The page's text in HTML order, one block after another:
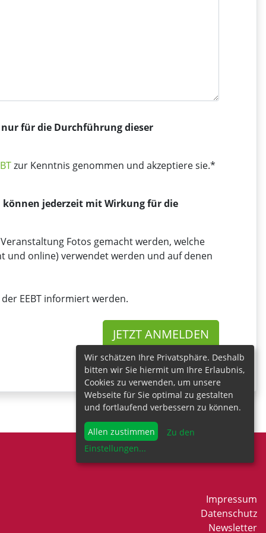
für die Durchführung dieser
zur Kenntnis genommen und akzeptiere sie.*
jederzeit mit Wirkung für die
Fotos gemacht werden, welche
und online) verwendet werden und auf denen
EEBT informiert werden.
JETZT ANMELDEN
* Pflichtfelder
Impressum
Datenschutz
Newsletter
Wir schätzen Ihre Privatsphäre. Deshalb
bitten wir Sie hiermit um Ihre Erlaubnis,
Cookies zu verwenden, um unsere
Webseite für Sie optimal zu gestalten
und fortlaufend verbessern zu können.
Allen zustimmen
Zu den
Einstellungen...